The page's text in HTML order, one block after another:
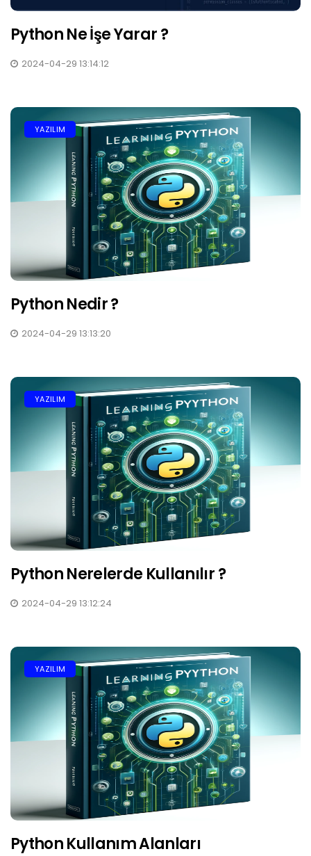
Python Ne İşe Yarar ?
2024-04-29 13:14:12
YAZILIM
Python Nedir ?
2024-04-29 13:13:20
YAZILIM
Python Nerelerde Kullanılır ?
2024-04-29 13:12:24
YAZILIM
Python Kullanım Alanları